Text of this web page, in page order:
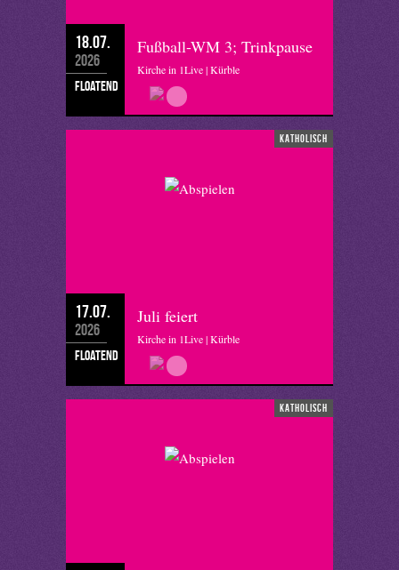
18.07.
2026
floatend
Fußball-WM 3; Trinkpause
Kirche in 1Live | Kürble
katholisch
17.07.
2026
floatend
Juli feiert
Kirche in 1Live | Kürble
katholisch